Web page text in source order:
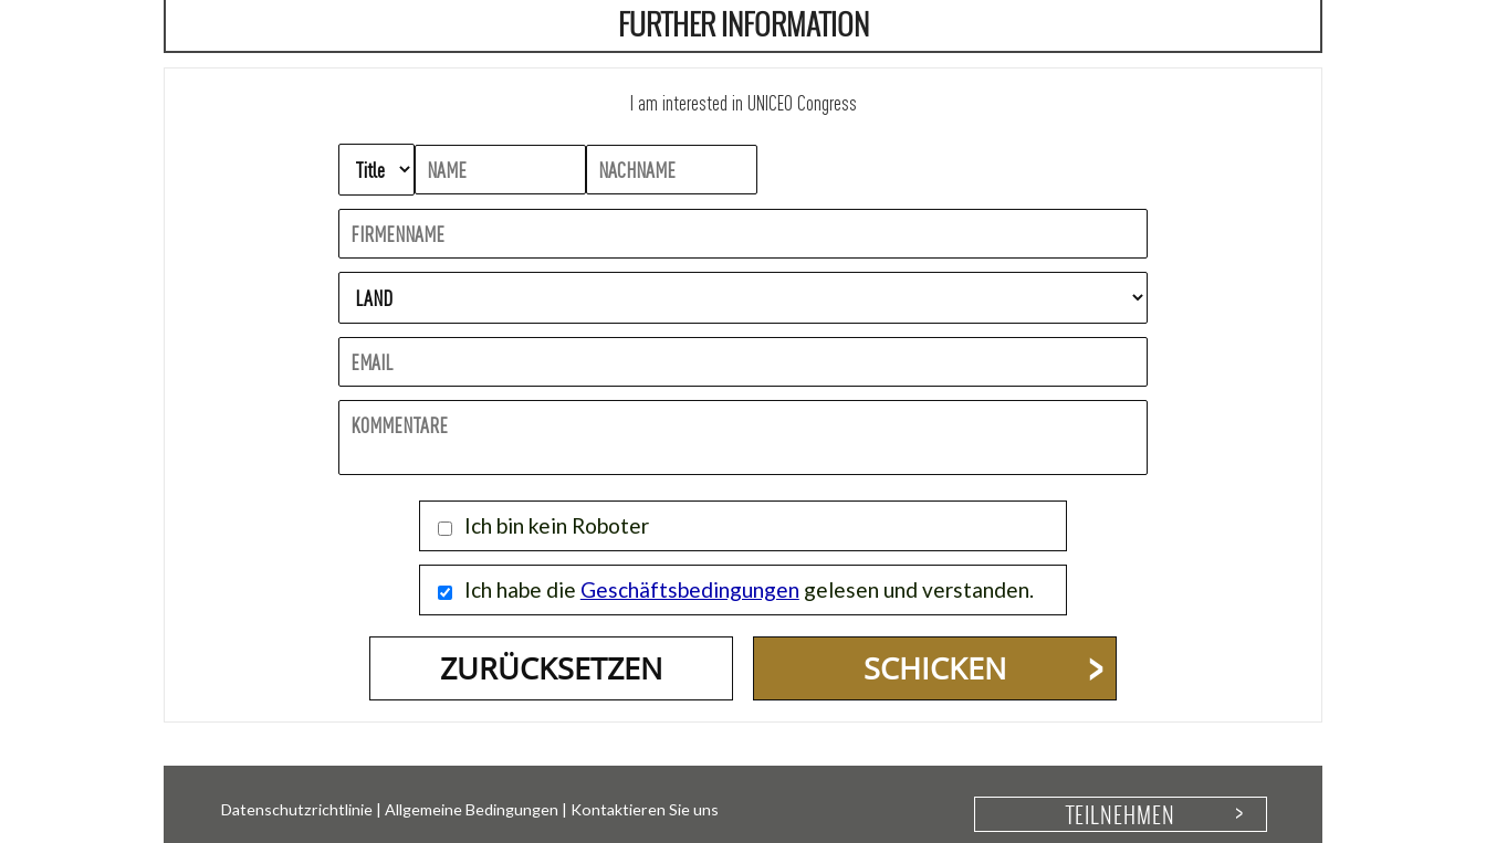
FURTHER INFORMATION
I am interested in UNICEO Congress
Ich bin kein Roboter
Ich habe die Geschäftsbedingungen gelesen und verstanden.
SCHICKEN
Datenschutzrichtlinie |Allgemeine Bedingungen | Kontaktieren Sie uns TEILNEHMEN